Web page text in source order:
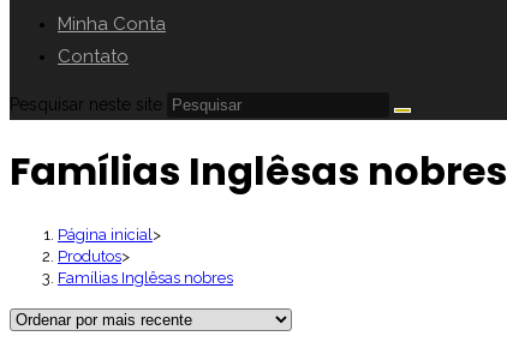
Minha Conta
Contato
Pesquisar neste site
Famílias Inglêsas nobres
Página inicial >
Produtos>
Famílias Inglêsas nobres